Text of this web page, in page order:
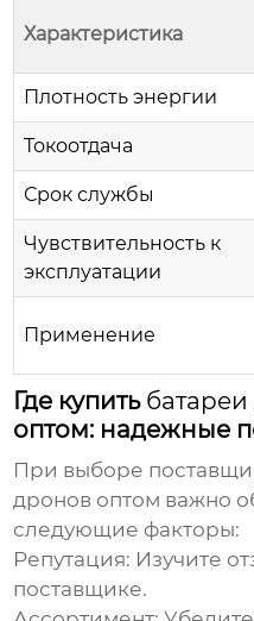
Характеристика
Плотность энергии
Токоотдача
Срок службы
Чувствительность к
эксплуатации
Применение
Где купить
оптом: надежные
При выборе
дронов оптом важно
следующие факторы:
Репутация: Изучите
поставщике.